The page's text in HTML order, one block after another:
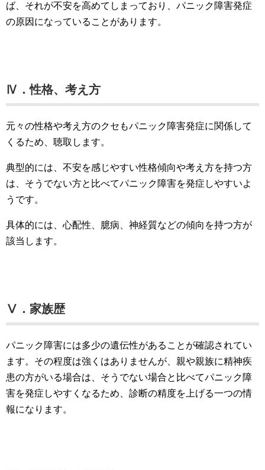
ば、それが不安を高めてしまっており、パニック障害発症
の原因になっていることがあります。
Ⅳ．性格、考え方
元々の性格や考え方のクセもパニック障害発症に関係して
くるため、聴取します。
典型的には、不安を感じやすい性格傾向や考え方を持つ方
は、そうでない方と比べてパニック障害を発症しやすいよ
うです。
具体的には、心配性、臆病、神経質などの傾向を持つ方が
該当します。
Ⅴ．家族歴
パニック障害には多少の遺伝性があることが確認されてい
ます。その程度は強くはありませんが、親や親族に精神疾
患の方がいる場合は、そうでない場合と比べてパニック障
害を発症しやすくなるため、診断の精度を上げる一つの情
報になります。